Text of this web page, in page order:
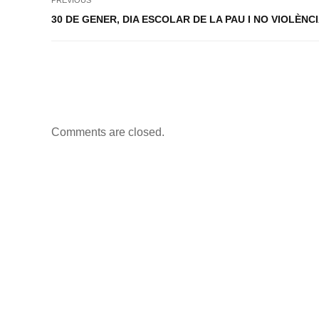
30 DE GENER, DIA ESCOLAR DE LA PAU I NO
Comments are closed.